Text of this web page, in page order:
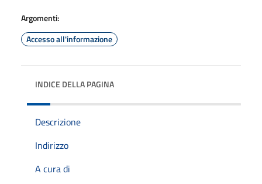
Argomenti:
Accesso all'informazione
INDICE DELLA PAGINA
Descrizione
Indirizzo
A cura di